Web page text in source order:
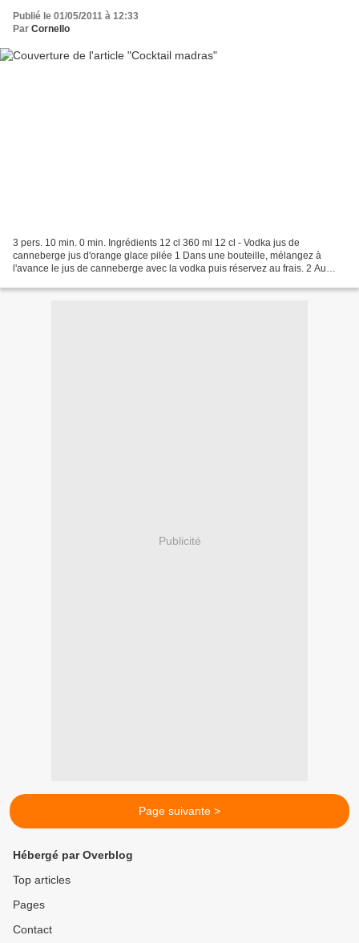
Publié le 01/05/2011 à 12:33
Par Cornello
3 pers. 10 min. 0 min. Ingrédients 12 cl 360 ml 12 cl - Vodka jus de
canneberge jus d'orange glace pilée 1 Dans une bouteille, mélangez à
l'avance le jus de canneberge avec la vodka puis réservez au frais. 2 Au
Publicité
Page suivante >
Hébergé par Overblog
Top articles
Pages
Contact